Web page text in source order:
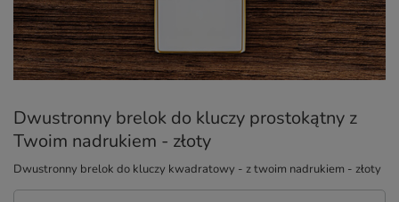
Dwustronny brelok do kluczy prostokątny z
Twoim nadrukiem - złoty
Dwustronny brelok do kluczy kwadratowy - z twoim nadrukiem - złoty